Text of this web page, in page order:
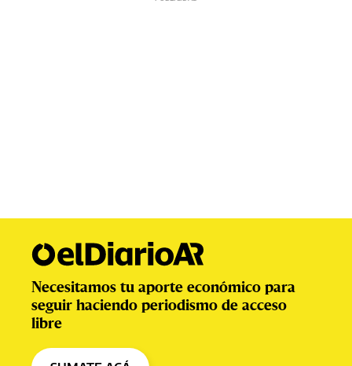
Necesitamos tu aporte económico para
seguir haciendo periodismo de acceso
libre